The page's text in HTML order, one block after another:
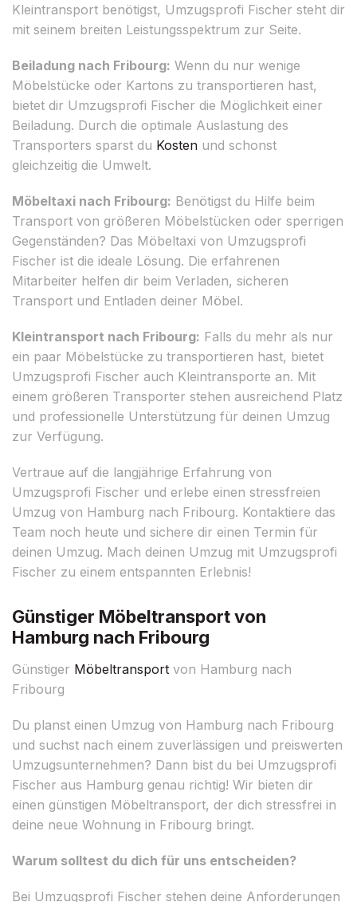
Kleintransport benötigst, Umzugsprofi Fischer steht dir
mit seinem breiten Leistungsspektrum zur Seite.
Beiladung nach Fribourg: Wenn du nur wenige
Möbelstücke oder Kartons zu transportieren hast,
bietet dir Umzugsprofi Fischer die Möglichkeit einer
Beiladung. Durch die optimale Auslastung des
Transporters sparst du Kosten und schonst
gleichzeitig die Umwelt.
Möbeltaxi nach Fribourg: Benötigst du Hilfe beim
Transport von größeren Möbelstücken oder sperrigen
Gegenständen? Das Möbeltaxi von Umzugsprofi
Fischer ist die ideale Lösung. Die erfahrenen
Mitarbeiter helfen dir beim Verladen, sicheren
Transport und Entladen deiner Möbel.
Kleintransport nach Fribourg: Falls du mehr als nur
ein paar Möbelstücke zu transportieren hast, bietet
Umzugsprofi Fischer auch Kleintransporte an. Mit
einem größeren Transporter stehen ausreichend Platz
und professionelle Unterstützung für deinen Umzug
zur Verfügung.
Vertraue auf die langjährige Erfahrung von
Umzugsprofi Fischer und erlebe einen stressfreien
Umzug von Hamburg nach Fribourg. Kontaktiere das
Team noch heute und sichere dir einen Termin für
deinen Umzug. Mach deinen Umzug mit Umzugsprofi
Fischer zu einem entspannten Erlebnis!
Günstiger Möbeltransport von
Hamburg nach Fribourg
Günstiger Möbeltransport von Hamburg nach
Fribourg
Du planst einen Umzug von Hamburg nach Fribourg
und suchst nach einem zuverlässigen und preiswerten
Umzugsunternehmen? Dann bist du bei Umzugsprofi
Fischer aus Hamburg genau richtig! Wir bieten dir
einen günstigen Möbeltransport, der dich stressfrei in
deine neue Wohnung in Fribourg bringt.
Warum solltest du dich für uns entscheiden?
Bei Umzugsprofi Fischer stehen deine Anforderungen